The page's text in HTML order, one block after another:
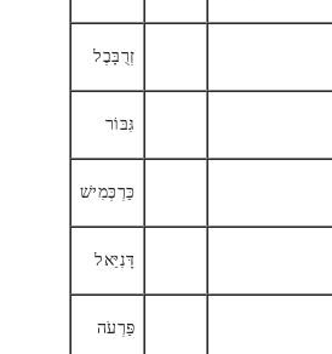
זְרֻבָּבֶל
גִּבּוֹר
כַּרְכְּמִישׁ
דָּנִיֵּאל
פַּרְעֹה